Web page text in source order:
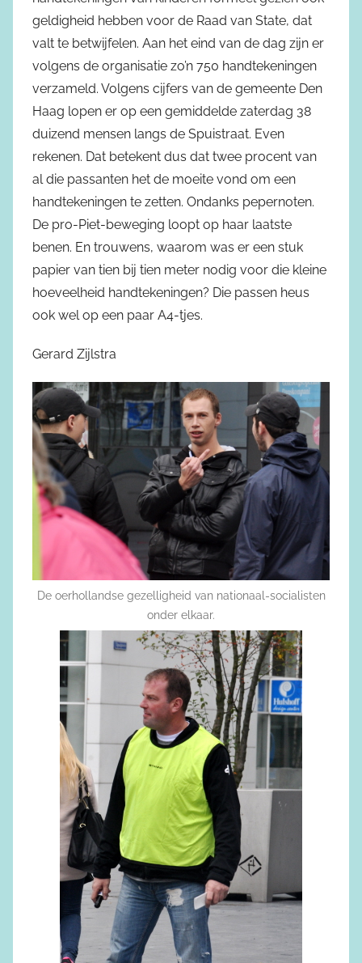
geldigheid hebben voor de Raad van State, dat
valt te betwijfelen. Aan het eind van de dag zijn er
volgens de organisatie zo’n 750 handtekeningen
verzameld. Volgens cijfers van de gemeente Den
Haag lopen er op een gemiddelde zaterdag 38
duizend mensen langs de Spuistraat. Even
rekenen. Dat betekent dus dat twee procent van
al die passanten het de moeite vond om een
handtekeningen te zetten. Ondanks pepernoten.
De pro-Piet-beweging loopt op haar laatste
benen. En trouwens, waarom was er een stuk
papier van tien bij tien meter nodig voor die kleine
hoeveelheid handtekeningen? Die passen heus
ook wel op een paar A4-tjes.
Gerard Zijlstra
De oerhollandse gezelligheid van nationaal-socialisten
onder elkaar.